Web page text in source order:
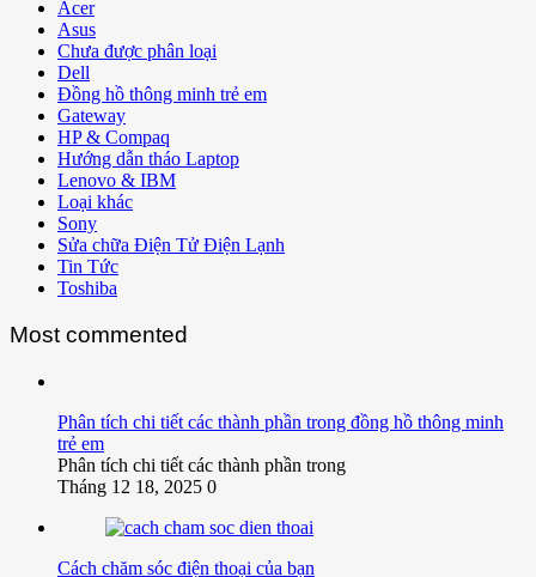
Acer
Asus
Chưa được phân loại
Dell
Đồng hồ thông minh trẻ em
Gateway
HP & Compaq
Hướng dẫn tháo Laptop
Lenovo & IBM
Loại khác
Sony
Sửa chữa Điện Tử Điện Lạnh
Tin Tức
Toshiba
Most commented
Phân tích chi tiết các thành phần trong đồng hồ thông minh
trẻ em
Phân tích chi tiết các thành phần trong
Tháng 12 18, 2025 0
Cách chăm sóc điện thoại của bạn